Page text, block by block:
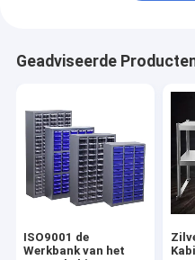
Geadviseerde
ISO9001 de
Werkbank van het